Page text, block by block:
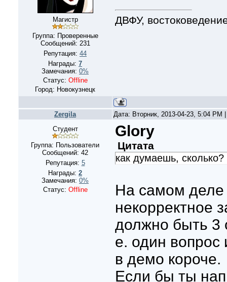
Магистр
Группа: Проверенные
Сообщений: 231
Репутация: 44
Награды: 7
Замечания: 0%
Статус: Offline
Город: Новокузнецк
ДВФУ,
Zergila
Дата: Вторник, 2013-04-23, 5:04
Студент
Группа: Пользователи
Сообщений: 42
Репутация: 5
Награды: 2
Замечания: 0%
Статус: Offline
Glory
Цитата
как думаешь, сколько?
На самом деле
некорректное
должно быть 3
е. один вопрос
в демо короче.
Если бы ты